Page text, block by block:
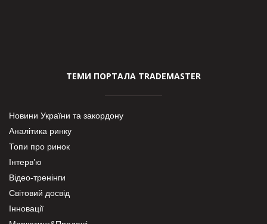
ТЕМИ ПОРТАЛА TRADEMASTER
Новини України та закордону
Аналітика ринку
Топи про ринок
Інтерв’ю
Відео-тренінги
Світовий досвід
Інновації